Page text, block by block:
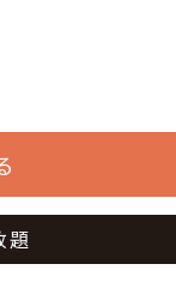
題